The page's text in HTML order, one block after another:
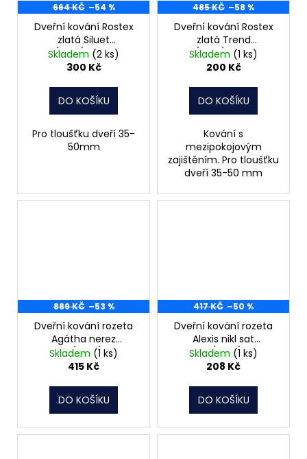
664 KČ –54 %
Dveřní kování Rostex
zlatá Siluet
klika/klika/WC rosteč
90
Skladem (2 ks)
300 Kč
DO KOŠÍKU
Pro tloušťku dveří 35-
50mm
485 KČ –58 %
Dveřní kování Rostex
zlatá Trend
klika/klika/klíč rozteč
90
Skladem (1 ks)
200 Kč
DO KOŠÍKU
Kování s
mezipokojovým
zajištěním. Pro tloušťku
dveří 35-50 mm
889 KČ –53 %
Dveřní kování rozeta
Agátha nerez
klika/klika/klíč
Skladem (1 ks)
415 Kč
DO KOŠÍKU
417 KČ –50 %
Dveřní kování rozeta
Alexis nikl sat
klika/klika/klíč
Skladem (1 ks)
208 Kč
DO KOŠÍKU